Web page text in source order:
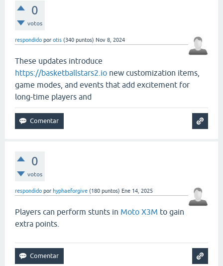
0
votos
respondido por otis (340 puntos) Nov 8, 2024
These updates introduce
https://basketballstars2.io new customization items,
game modes, and events that add excitement for
long-time players and
0
votos
respondido por hyphaeforgive (180 puntos) Ene 14, 2025
Players can perform stunts in Moto X3M to gain
extra points.